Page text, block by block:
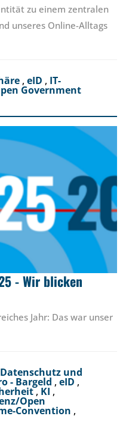
zu einem zentralen
unseres Online-Alltags
, eID , IT-
Government
- Wir blicken
Jahr: Das war unser
Datenschutz und
- Bargeld , eID ,
, KI ,
Open
Convention ,